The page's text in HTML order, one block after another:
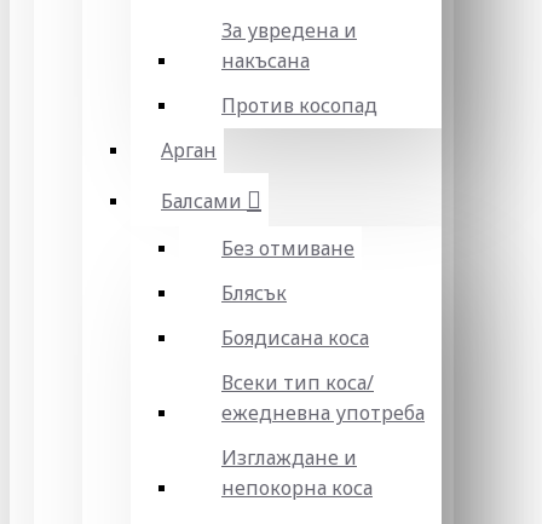
За увредена и
накъсана
Против косопад
Арган
Балсами
Без отмиване
Блясък
Боядисана коса
Всеки тип коса/
ежедневна употреба
Изглаждане и
непокорна коса